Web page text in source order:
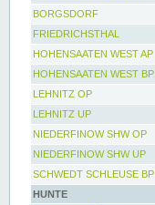
BORGSDORF
FRIEDRICHSTHAL
HOHENSAATEN WEST AP
HOHENSAATEN WEST BP
LEHNITZ OP
LEHNITZ UP
NIEDERFINOW SHW OP
NIEDERFINOW SHW UP
SCHWEDT SCHLEUSE BP
HUNTE